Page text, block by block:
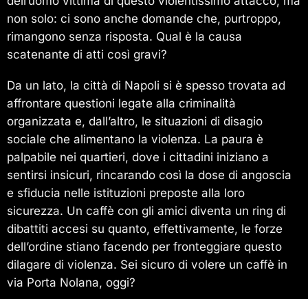
non solo: ci sono anche domande che, purtroppo,
rimangono senza risposta. Qual è la causa
scatenante di atti così gravi?
Da un lato, la città di Napoli si è spesso trovata ad
affrontare questioni legate alla criminalità
organizzata e, dall’altro, le situazioni di disagio
sociale che alimentano la violenza. La paura è
palpabile nei quartieri, dove i cittadini iniziano a
sentirsi insicuri, rincarando così la dose di angoscia
e sfiducia nelle istituzioni preposte alla loro
sicurezza. Un caffè con gli amici diventa un ring di
dibattiti accesi su quanto, effettivamente, le forze
dell’ordine stiano facendo per fronteggiare questo
dilagare di violenza. Sei sicuro di volere un caffè in
via Porta Nolana, oggi?